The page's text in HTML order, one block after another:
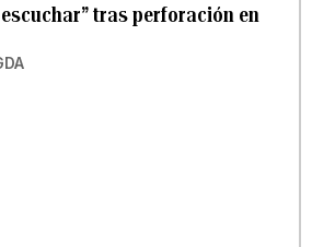
tras perforación en